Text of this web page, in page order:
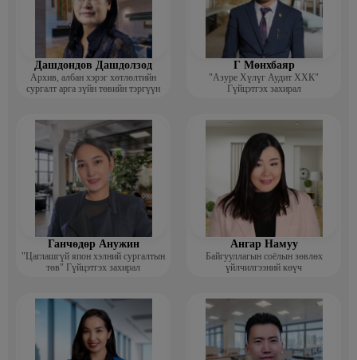
Дашдондов Дашдолзод
Архив, албан хэрэг хөтлөлтийн
сургалт арга зүйн төвийн тэргүүн
Г Мөнхбаяр
"Азуре Хүлүг Аудит ХХК"
Гүйцэтгэх захирал
Ганчөдөр Анужин
"Цаглашгүй япон хэлний сургалтын
төв" Гүйцэтгэх захирал
Ангар Намуу
Байгууллагын соёлын зөвлөх
үйлчилгээний көүч